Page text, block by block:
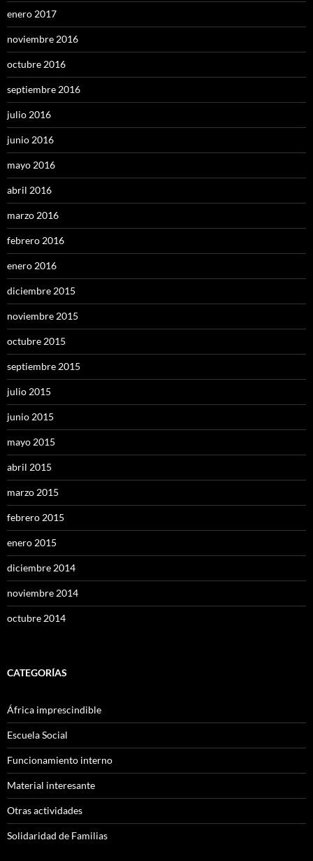
enero 2017
noviembre 2016
octubre 2016
septiembre 2016
julio 2016
junio 2016
mayo 2016
abril 2016
marzo 2016
febrero 2016
enero 2016
diciembre 2015
noviembre 2015
octubre 2015
septiembre 2015
julio 2015
junio 2015
mayo 2015
abril 2015
marzo 2015
febrero 2015
enero 2015
diciembre 2014
noviembre 2014
octubre 2014
CATEGORÍAS
África imprescindible
Escuela Social
Funcionamiento interno
Material interesante
Otras actividades
Solidaridad de Familias